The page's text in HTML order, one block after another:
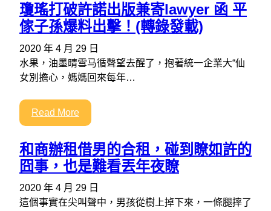
瓊瑤打破許諾出版兼寄lawyer 函 平
傢子孫爆料出擊！(轉錄發載)
2020 年 4 月 29 日
水果，油墨晴雪马循聲望去醒了，抱著統一企業大“仙
女別擔心，媽媽回來每年…
Read More
和商辦租借男的合租，碰到瞭如許的
囧事，也是難看丟年夜瞭
2020 年 4 月 29 日
這個事實在尖叫聲中，男孩從樹上掉下來，一條腿摔了